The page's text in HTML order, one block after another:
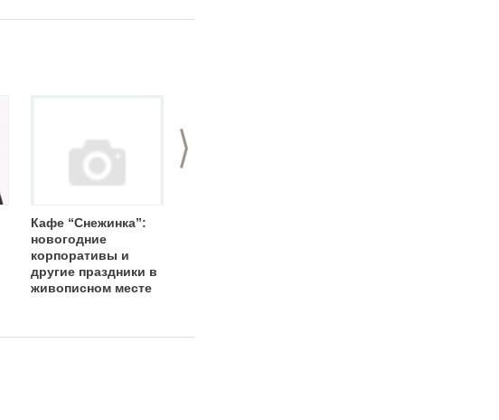
>
Кафе “Снежинка”:
новогодние
корпоративы и
другие праздники в
живописном месте